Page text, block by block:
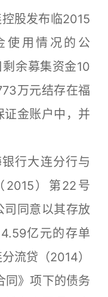
股发布临2015
使用情况的公
余募集资金10
万元结存在福
证金账户中，并
行大连分行与
2015）第22号
司同意以其存放
亿元的存单
流贷（2014）
同》项下的债务